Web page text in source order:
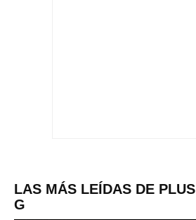
LAS MÁS LEÍDAS DE PLUS
G